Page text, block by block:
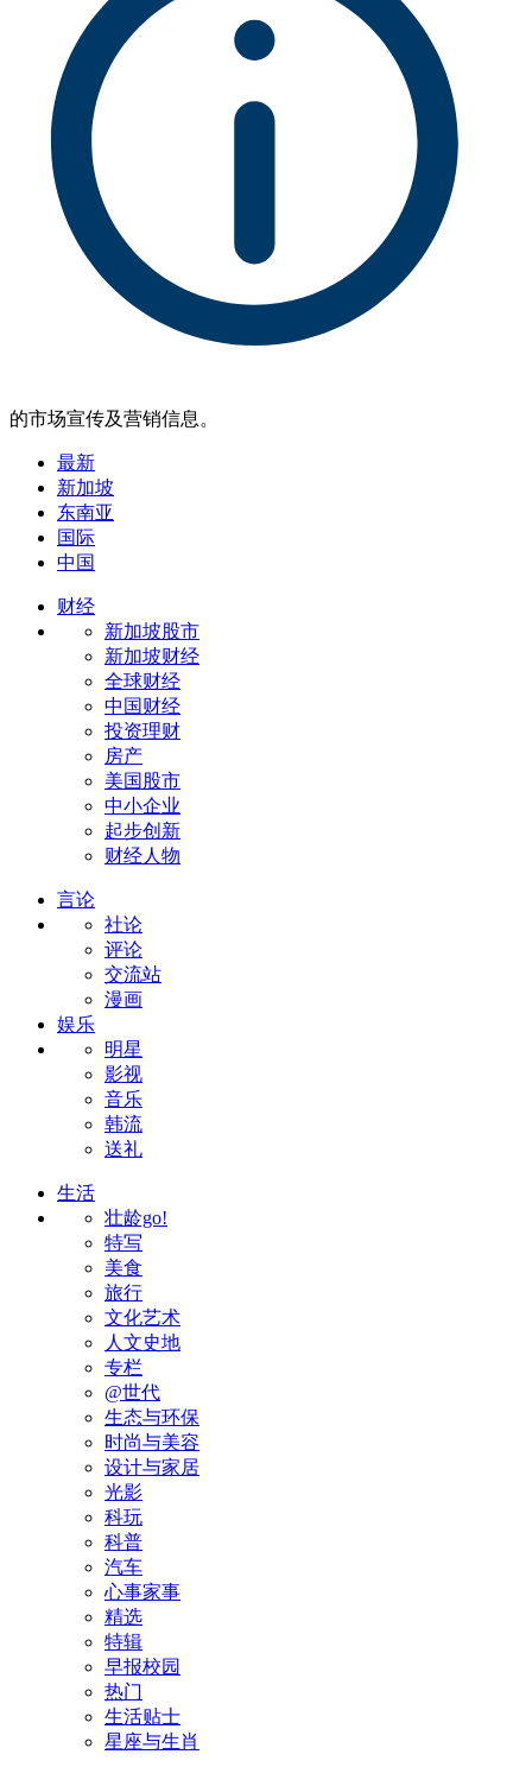
的市场宣传及营销信息。
最新
新加坡
东南亚
国际
中国
财经
新加坡股市
新加坡财经
全球财经
中国财经
投资理财
房产
美国股市
中小企业
起步创新
财经人物
言论
社论
评论
交流站
漫画
娱乐
明星
影视
音乐
韩流
送礼
生活
壮龄go!
特写
美食
旅行
文化艺术
人文史地
专栏
@世代
生态与环保
时尚与美容
设计与家居
光影
科玩
科普
汽车
心事家事
精选
特辑
早报校园
热门
生活贴士
星座与生肖